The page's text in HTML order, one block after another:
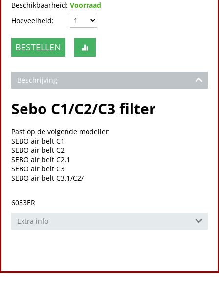
Beschikbaarheid: Voorraad
Hoeveelheid:
BESTELLEN
Beschrijving
Sebo C1/C2/C3 filter
Past op de volgende modellen
SEBO air belt C1
SEBO air belt C2
SEBO air belt C2.1
SEBO air belt C3
SEBO air belt C3.1/C2/
6033ER
Extra info